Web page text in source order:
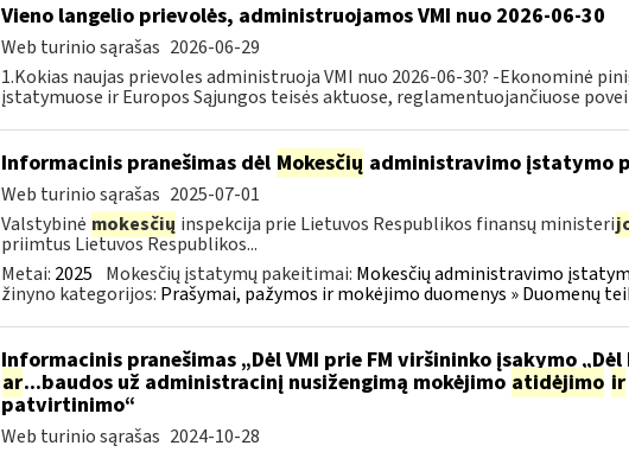
Vieno langelio prievolės, administruojamos VMI nuo 2026-06-30
Web turinio sąrašas 2026-06-29
1.Kokias naujas prievoles administruoja VMI nuo 2026-06-30? -Ekonominė
įstatymuose ir Europos Sąjungos teisės aktuose, reglamentuojančiuose
Informacinis pranešimas dėl Mokesčių administravimo įstatymo
Web turinio sąrašas 2025-07-01
Valstybinė mokesčių inspekcija prie Lietuvos Respublikos finansų ministeri
priimtus Lietuvos Respublikos...
Metai: 2025 Mokesčių įstatymų pakeitimai: Mokesčių administravimo
žinyno kategorijos: Prašymai, pažymos ir mokėjimo duomenys » Duomenų
Informacinis pranešimas „Dėl VMI prie FM viršininko įsakymo
ar...baudos už administracinį nusižengimą mokėjimo atidėjimo ir
patvirtinimo“
Web turinio sąrašas 2024-10-28